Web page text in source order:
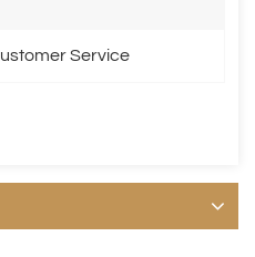
Service